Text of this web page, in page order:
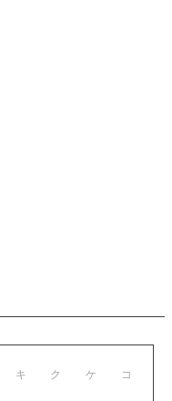
キ ク ケ コ